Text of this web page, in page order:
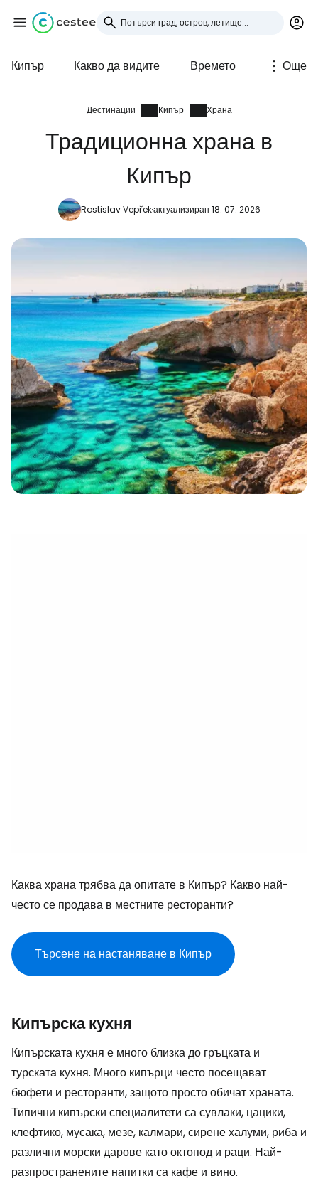
Кипър Какво да видите Времето Още
Дестинации Кипър Храна
Традиционна храна в
Кипър
Rostislav Vepřekактуализиран 18. 07. 2026
Каква храна трябва да опитате в Кипър? Какво най-
често се продава в местните ресторанти?
Търсене на настаняване в Кипър
Кипърска кухня
Кипърската кухня е много близка до гръцката и
турската кухня. Много кипърци често посещават
бюфети и ресторанти, защото просто обичат храната.
Типични кипърски специалитети са сувлаки, цацики,
клефтико, мусака, мезе, калмари, сирене халуми, риба и
различни морски дарове като октопод и раци. Най-
разпространените напитки са кафе и вино.
Влезте в Cestee
... световната общност на туристите
Продължете с Google
Продължете с Facebook